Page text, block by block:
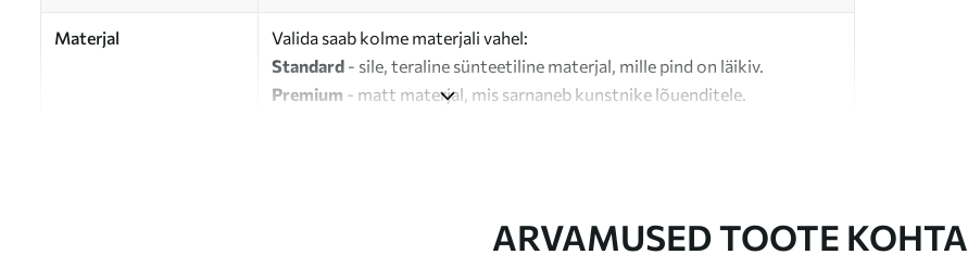
Materjal
Valida saab kolme materjali vahel:
Standard - sile, teraline sünteetiline materjal, mille pind on läikiv.
Premium - matt materjal, mis sarnaneb kunstnike lõuenditele.
ARVAMUSED TOOTE KOHTA